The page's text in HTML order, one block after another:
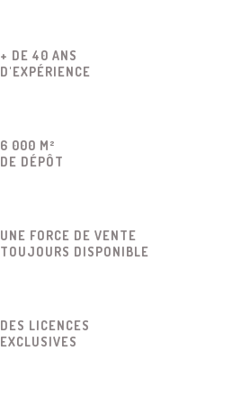
+ DE 40 ANS
D'EXPÉRIENCE
6 000 M²
DE DÉPÔT
UNE FORCE DE VENTE
TOUJOURS DISPONIBLE
DES LICENCES
EXCLUSIVES